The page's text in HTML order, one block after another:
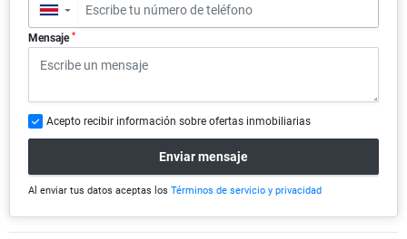
▼
Mensaje *
Acepto recibir información sobre ofertas inmobiliarias
Enviar mensaje
Al enviar tus datos aceptas los Términos de servicio y privacidad